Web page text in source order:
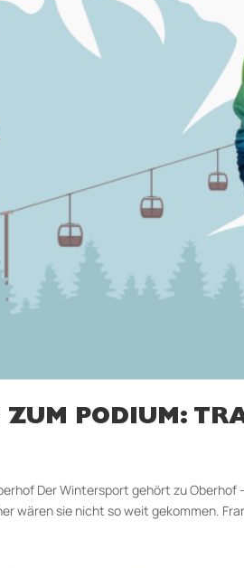
ZUM PODIUM:
Der Wintersport gehört zu
wären sie nicht so weit gekommen.